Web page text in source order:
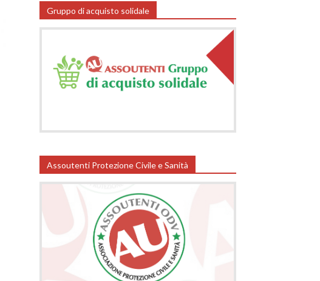
Gruppo di acquisto solidale
Assoutenti Protezione Civile e Sanità